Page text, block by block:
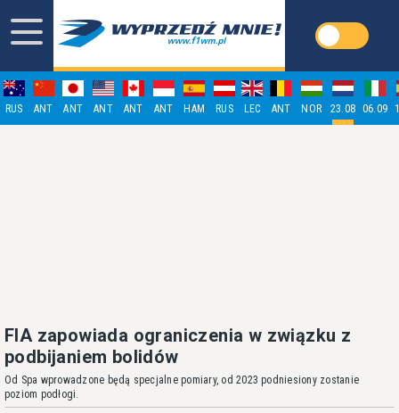
RUS ANT ANT ANT ANT ANT HAM RUS LEC ANT NOR 23.08 06.09
FIA zapowiada ograniczenia w związku z
podbijaniem bolidów
Od Spa wprowadzone będą specjalne pomiary, od 2023 podniesiony zostanie
poziom podłogi.